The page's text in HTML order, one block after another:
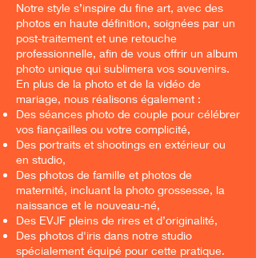
Notre style s’inspire du fine art, avec des
photos en haute définition, soignées par un
post-traitement et une retouche
professionnelle, afin de vous offrir un album
photo unique qui sublimera vos souvenirs.
En plus de la photo et de la vidéo de
mariage, nous réalisons également :
Des séances photo de couple pour célébrer
vos fiançailles ou votre complicité,
Des portraits et shootings en extérieur ou
en studio,
Des photos de famille et photos de
maternité, incluant la photo grossesse, la
naissance et le nouveau-né,
Des EVJF pleins de rires et d’originalité,
Des photos d'iris dans notre studio
spécialement équipé pour cette pratique.